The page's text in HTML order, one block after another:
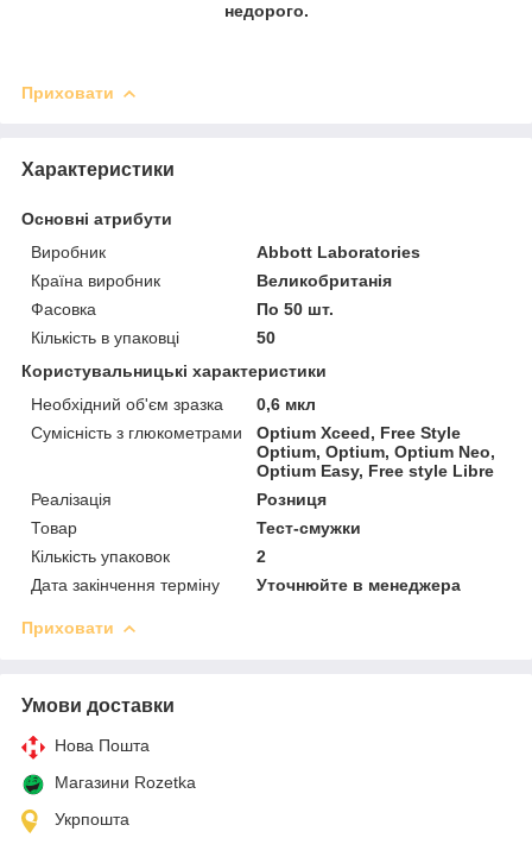
недорого.
Приховати
Характеристики
Основні атрибути
Виробник
Abbott Laboratories
Країна виробник
Великобританія
Фасовка
По 50 шт.
Кількість в упаковці
50
Користувальницькі характеристики
Необхідний об'єм зразка
0,6 мкл
Сумісність з глюкометрами
Optium Xceed, Free Style
Optium, Optium, Optium Neo,
Optium Easy, Free style Libre
Реалізація
Розниця
Товар
Тест-смужки
Кількість упаковок
2
Дата закінчення терміну
Уточнюйте в менеджера
Приховати
Умови доставки
Нова Пошта
Магазини Rozetka
Укрпошта